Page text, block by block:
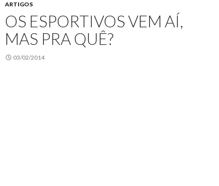
ARTIGOS
OS ESPORTIVOS VEM AÍ,
MAS PRA QUÊ?
03/02/2014